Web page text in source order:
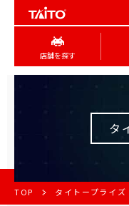
店舗を探す
タ
TOP タイトープライズ